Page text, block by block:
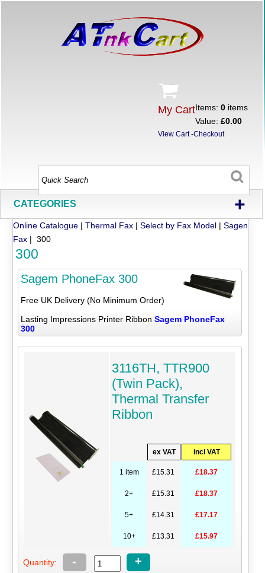
My CartItems:0 items
Value:£0.00
View Cart-Checkout
CATEGORIES +
Online Catalogue |Thermal Fax |Select by Fax Model |Sagen
Fax | 300
300
Sagem PhoneFax 300
Free UK Delivery (No Minimum Order)
Lasting Impressions Printer Ribbon Sagem PhoneFax
300
3116TH, TTR900
(Twin Pack),
Thermal Transfer
Ribbon
ex VAT incl VAT
1 item £15.31 £18.37
2+ £15.31 £18.37
5+ £14.31 £17.17
10+ £13.31 £15.97
Quantity: - +